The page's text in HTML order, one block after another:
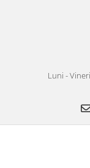
Luni -